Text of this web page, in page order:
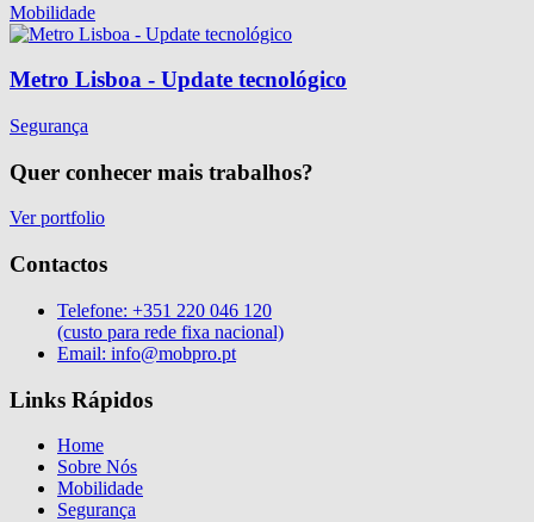
Mobilidade
Metro Lisboa - Update tecnológico
Segurança
Quer conhecer mais trabalhos?
Ver portfolio
Contactos
Telefone: +351 220 046 120
(custo para rede fixa nacional)
Email: info@mobpro.pt
Links Rápidos
Home
Sobre Nós
Mobilidade
Segurança